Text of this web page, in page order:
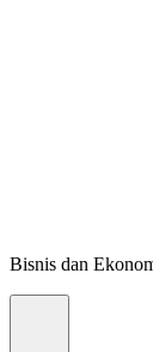
Bisnis dan